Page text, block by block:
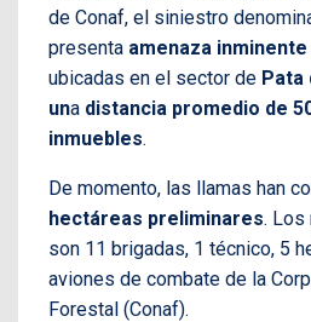
de Conaf, el siniestro
presenta amenaza
ubicadas en el sector de Pata
una distancia promedio de
inmuebles.
De momento, las llamas han
hectáreas preliminares. Los
son 11 brigadas, 1 técnico, 5
aviones de combate de la
Forestal (Conaf).